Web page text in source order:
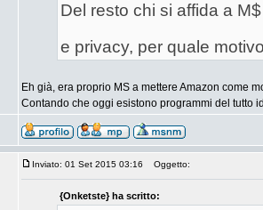
Del resto chi si affida a
e privacy, per quale
Eh già, era proprio MS a mettere Amazon come
Contando che oggi esistono programmi del tutto
Inviato: 01 Set 2015 03:16 Oggetto:
{Onketste} ha scritto: